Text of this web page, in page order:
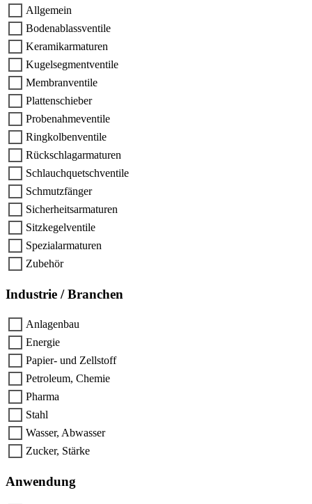
Allgemein
Bodenablassventile
Keramikarmaturen
Kugelsegmentventile
Membranventile
Plattenschieber
Probenahmeventile
Ringkolbenventile
Rückschlagarmaturen
Schlauchquetschventile
Schmutzfänger
Sicherheitsarmaturen
Sitzkegelventile
Spezialarmaturen
Zubehör
Industrie / Branchen
Anlagenbau
Energie
Papier- und Zellstoff
Petroleum, Chemie
Pharma
Stahl
Wasser, Abwasser
Zucker, Stärke
Anwendung